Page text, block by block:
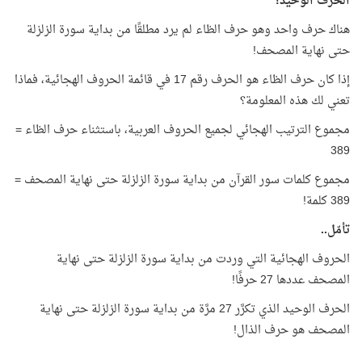
هناك حرف واحد وهو حرف الظاء لم يرد مطلقًا من بداية سورة الزلزلة
حتى نهاية المصحف!
إذا كان حرف الظاء هو الحرف رقم 17 في قائمة الحروف الهجائية، فماذا
تعني لك هذه المعلومة؟
مجموع الترتيب الهجائي لجميع الحروف العربية، باستثناء حرف الظاء =
389
مجموع كلمات سور القرآن من بداية سورة الزلزلة حتى نهاية المصحف =
389 كلمة!
تأمّل..
الحروف الهجائية التي وردت من بداية سورة الزلزلة حتى نهاية
المصحف عددها 27 حرفًا!
الحرف الوحيد الذي تكرَّر 27 مرَّة من بداية سورة الزلزلة حتى نهاية
المصحف هو حرف الذال!